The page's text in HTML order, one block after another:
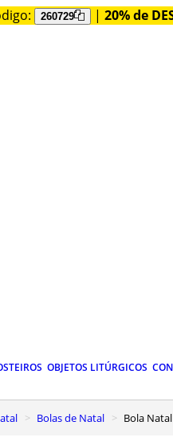
260729 | 20% de
OBJETOS LITÚRGICOS
Bolas de Natal Bola